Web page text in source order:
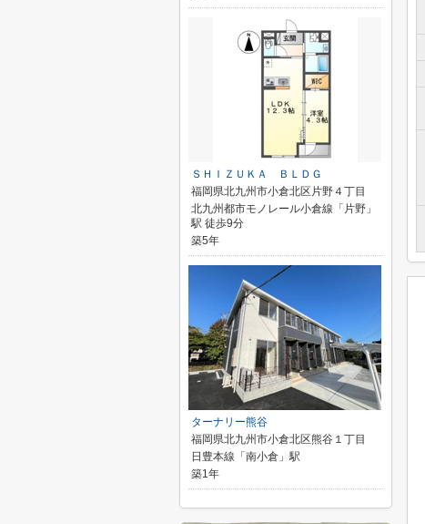
ＳＨＩＺＵＫＡ ＢＬＤＧ
福岡県北九州市小倉北区片野４丁目
北九州都市モノレール小倉線「片野」
駅 徒歩9分
築5年
ターナリー熊谷
福岡県北九州市小倉北区熊谷１丁目
日豊本線「南小倉」駅
築1年